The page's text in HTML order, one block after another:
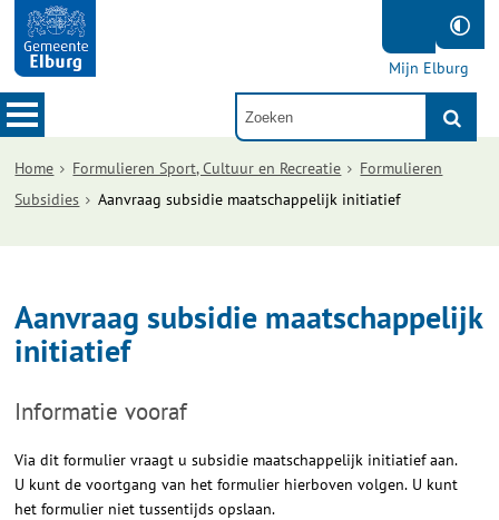
Mijn Elburg
Home Formulieren Sport, Cultuur en Recreatie
Formulieren
Subsidies
Aanvraag subsidie maatschappelijk initiatief
Aanvraag subsidie maatschappelijk
initiatief
Informatie vooraf
Via dit formulier vraagt u subsidie maatschappelijk initiatief aan.
U kunt de voortgang van het formulier hierboven volgen. U kunt
het formulier niet tussentijds opslaan.